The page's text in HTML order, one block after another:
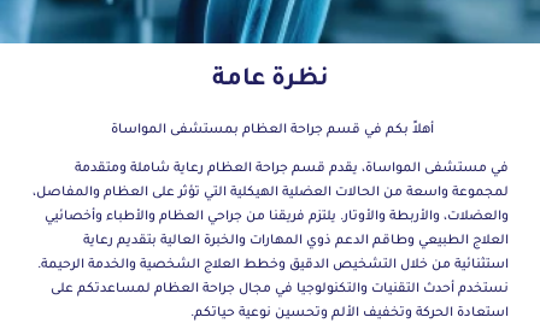
نظرة عامة
أهلاً بكم في قسم جراحة العظام بمستشفى المواساة
في مستشفى المواساة، يقدم قسم جراحة العظام رعاية شاملة ومتقدمة
لمجموعة واسعة من الحالات العضلية الهيكلية التي تؤثر على العظام والمفاصل،
والعضلات، والأربطة والأوتار. يلتزم فريقنا من جراحي العظام والأطباء وأخصائيي
العلاج الطبيعي وطاقم الدعم ذوي المهارات والخبرة العالية بتقديم رعاية
استثنائية من خلال التشخيص الدقيق وخطط العلاج الشخصية والخدمة الرحيمة.
نستخدم أحدث التقنيات والتكنولوجيا في مجال جراحة العظام لمساعدتكم على
استعادة الحركة وتخفيف الألم وتحسين نوعية حياتكم.